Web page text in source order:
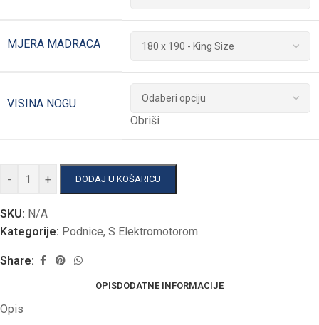
MJERA MADRACA
VISINA NOGU
Obriši
- + DODAJ U KOŠARICU
SKU: N/A
Kategorije: Podnice, S Elektromotorom
Share:
OPISDODATNE INFORMACIJE
Opis